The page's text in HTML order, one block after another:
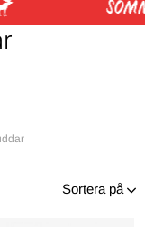
Sortera på